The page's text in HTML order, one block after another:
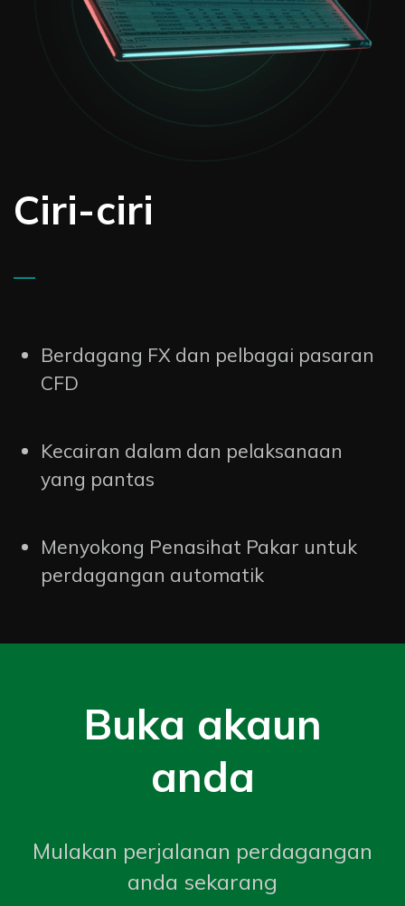
Ciri-ciri
—
Berdagang FX dan pelbagai pasaran
CFD
Kecairan dalam dan pelaksanaan
yang pantas
Menyokong Penasihat Pakar untuk
perdagangan automatik
Buka akaun
anda
Mulakan perjalanan perdagangan
anda sekarang